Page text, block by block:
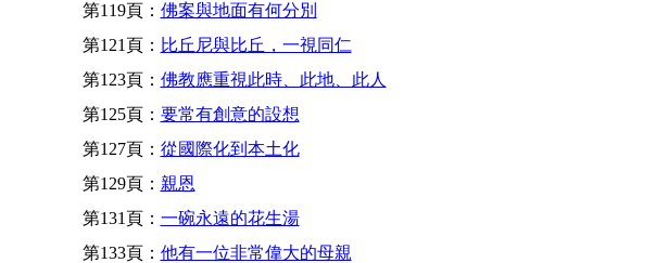
第119頁： 佛案與地面有何分別
第121頁： 比丘尼與比丘，一視同仁
第123頁： 佛教應重視此時、此地、此人
第125頁： 要常有創意的設想
第127頁： 從國際化到本土化
第129頁： 親恩
第131頁： 一碗永遠的花生湯
第133頁： 他有一位非常偉大的母親